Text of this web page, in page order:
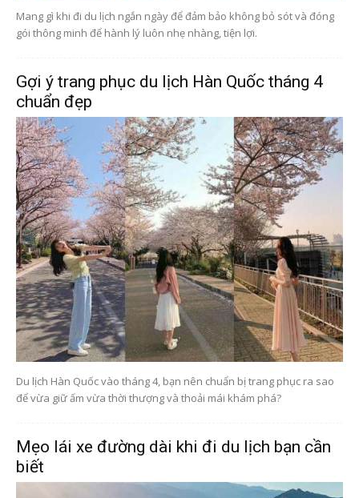
Mang gì khi đi du lịch ngắn ngày để đảm bảo không bỏ sót và đóng
gói thông minh để hành lý luôn nhẹ nhàng, tiện lợi.
Gợi ý trang phục du lịch Hàn Quốc tháng 4
chuẩn đẹp
Du lịch Hàn Quốc vào tháng 4, bạn nên chuẩn bị trang phục ra sao
để vừa giữ ấm vừa thời thượng và thoải mái khám phá?
Mẹo lái xe đường dài khi đi du lịch bạn cần
biết